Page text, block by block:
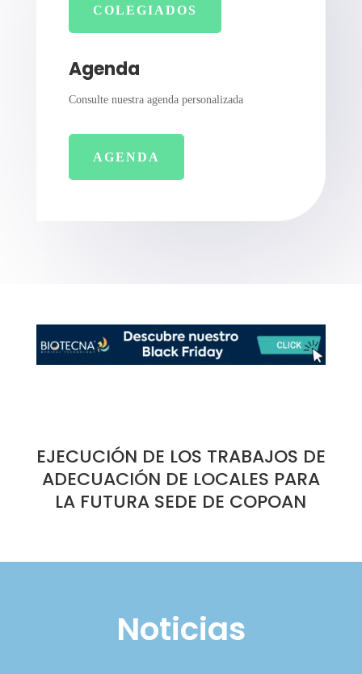
COLEGIADOS
Agenda
Consulte nuestra agenda personalizada
AGENDA
EJECUCIÓN DE LOS TRABAJOS DE
ADECUACIÓN DE LOCALES PARA
LA FUTURA SEDE DE COPOAN
Noticias